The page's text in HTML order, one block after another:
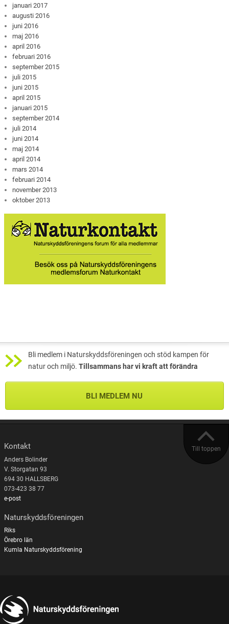
januari 2017
augusti 2016
juni 2016
maj 2016
april 2016
februari 2016
september 2015
juli 2015
juni 2015
april 2015
januari 2015
september 2014
juli 2014
juni 2014
maj 2014
april 2014
mars 2014
februari 2014
november 2013
oktober 2013
Bli medlem i Naturskyddsföreningen och stöd kampen för
natur och miljö. Tillsammans har vi kraft att förändra
BLI MEDLEM NU
Till toppen
Kontakt
Anders Bolinder
V. Storgatan 93
694 30 HALLSBERG
073-423 38 77
e-post
Naturskyddsföreningen
Riks
Örebro län
Kumla Naturskyddsförening